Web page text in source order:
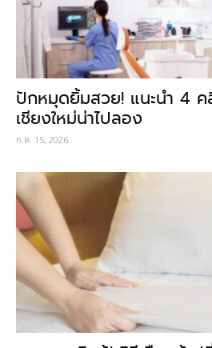
ปักหมุดยิ้มสวย! แนะนำ 4 ค
เชียงใหม่น่าไปลอง
ก.ค. 15, 2026